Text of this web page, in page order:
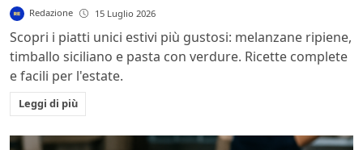
Redazione 15 Luglio 2026
Scopri i piatti unici estivi più gustosi: melanzane ripiene,
timballo siciliano e pasta con verdure. Ricette complete
e facili per l'estate.
Leggi di più